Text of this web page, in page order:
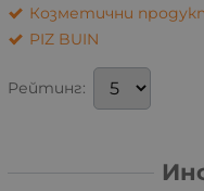
Козметични
PIZ BUIN
Рейтинг: